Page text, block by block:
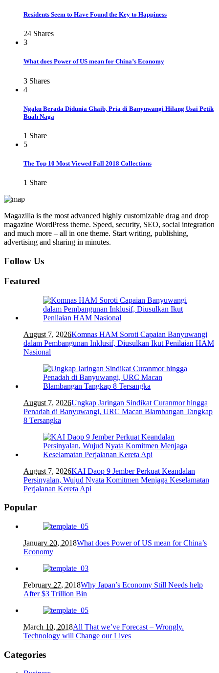
Residents Seem to Have Found the Key to Happiness
24 Shares
3
What does Power of US mean for China’s Economy
3 Shares
4
Ngaku Berada Didunia Ghaib, Pria di Banyuwangi Hilang Usai Petik
Buah Naga
1 Share
5
The Top 10 Most Viewed Fall 2018 Collections
1 Share
Magazilla is the most advanced highly customizable drag and drop
magazine WordPress theme. Speed, security, SEO, social integration
and much more – all in one theme. Start writing, publishing,
advertising and sharing in minutes.
Follow Us
Featured
August 7, 2026Komnas HAM Soroti Capaian Banyuwangi
dalam Pembangunan Inklusif, Diusulkan Ikut Penilaian HAM
Nasional
August 7, 2026Ungkap Jaringan Sindikat Curanmor hingga
Penadah di Banyuwangi, URC Macan Blambangan Tangkap
8 Tersangka
August 7, 2026KAI Daop 9 Jember Perkuat Keandalan
Persinyalan, Wujud Nyata Komitmen Menjaga Keselamatan
Perjalanan Kereta Api
Popular
January 20, 2018What does Power of US mean for China’s
Economy
February 27, 2018Why Japan’s Economy Still Needs help
After $3 Trillion Bin
March 10, 2018All That we’ve Forecast – Wrongly.
Technology will Change our Lives
Categories